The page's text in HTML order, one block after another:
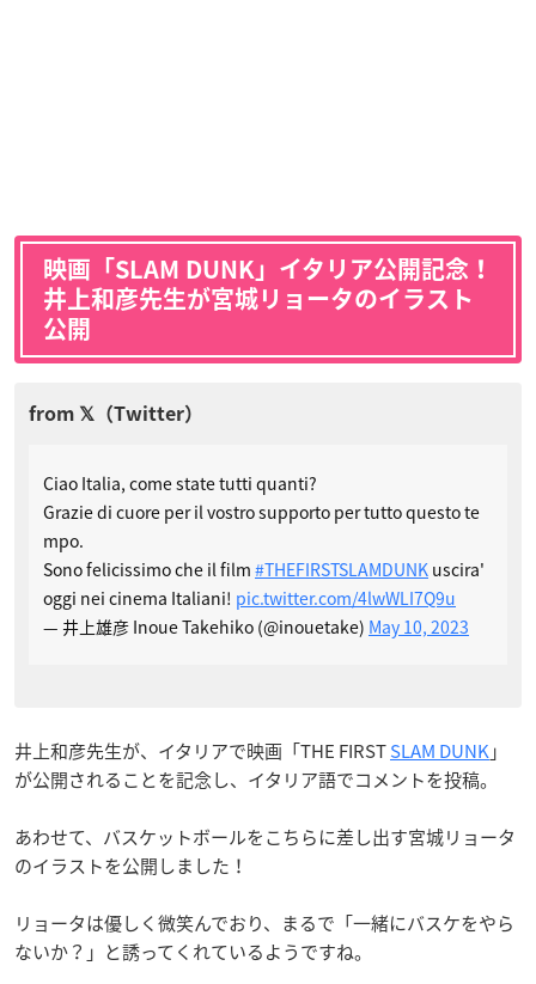
映画「SLAM DUNK」イタリア公開記念！
井上和彦先生が宮城リョータのイラスト
公開
Ciao Italia, come state tutti quanti?
Grazie di cuore per il vostro supporto per tutto questo te
mpo.
Sono felicissimo che il film #THEFIRSTSLAMDUNK uscira'
oggi nei cinema Italiani! pic.twitter.com/4lwWLI7Q9u
— 井上雄彦 Inoue Takehiko (@inouetake) May 10, 2023
井上和彦先生が、イタリアで映画「THE FIRSTSLAM DUNK」
が公開されることを記念し、イタリア語でコメントを投稿。
あわせて、バスケットボールをこちらに差し出す宮城リョータ
のイラストを公開しました！
リョータは優しく微笑んでおり、まるで「一緒にバスケをやら
ないか？」と誘ってくれているようですね。